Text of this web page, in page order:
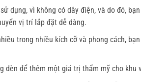
dụng, vì không có dây điện, và do đó,
vị trí lắp đặt dễ dàng.
trong nhiều kích cỡ và phong cách,
dèn để thêm một giá trị thẩm mỹ cho khu